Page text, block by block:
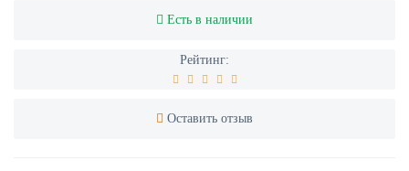
Есть в наличии
Рейтинг:
Оставить отзыв